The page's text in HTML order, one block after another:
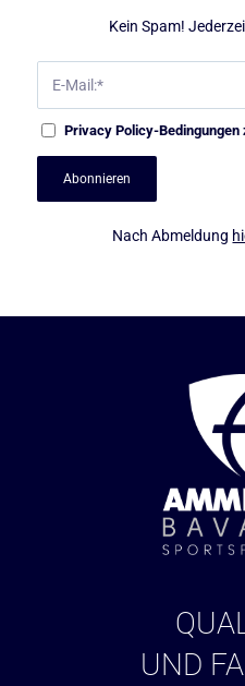
Kein Spam!
Privacy Policy-Bedingungen
Nach Abmeldung
UND